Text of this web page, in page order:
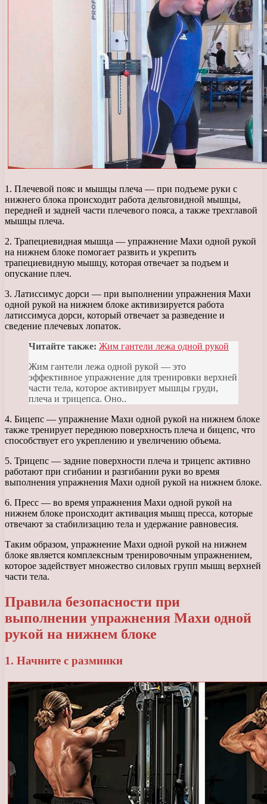
1. Плечевой пояс и мышцы плеча — при подъеме руки с
нижнего блока происходит работа дельтовидной мышцы,
передней и задней части плечевого пояса, а также трехглавой
мышцы плеча.
2. Трапециевидная мышца — упражнение Махи одной рукой
на нижнем блоке помогает развить и укрепить
трапециевидную мышцу, которая отвечает за подъем и
опускание плеч.
3. Латиссимус дорси — при выполнении упражнения Махи
одной рукой на нижнем блоке активизируется работа
латиссимуса дорси, который отвечает за разведение и
сведение плечевых лопаток.
Читайте также: Жим гантели лежа одной рукой
Жим гантели лежа одной рукой — это
эффективное упражнение для тренировки верхней
части тела, которое активирует мышцы груди,
плеча и трицепса. Оно..
4. Бицепс — упражнение Махи одной рукой на нижнем блоке
также тренирует переднюю поверхность плеча и бицепс, что
способствует его укреплению и увеличению объема.
5. Трицепс — задние поверхности плеча и трицепс активно
работают при сгибании и разгибании руки во время
выполнения упражнения Махи одной рукой на нижнем блоке.
6. Пресс — во время упражнения Махи одной рукой на
нижнем блоке происходит активация мышц пресса, которые
отвечают за стабилизацию тела и удержание равновесия.
Таким образом, упражнение Махи одной рукой на нижнем
блоке является комплексным тренировочным упражнением,
которое задействует множество силовых групп мышц верхней
части тела.
Правила безопасности при
выполнении упражнения Махи одной
рукой на нижнем блоке
1. Начните с разминки